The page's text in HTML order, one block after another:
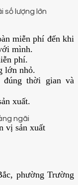
miễn phí đến khi
mình.
phí.
lớn nhỏ.
đúng thời gian và
xuất.
vị sản xuất
phường Trường